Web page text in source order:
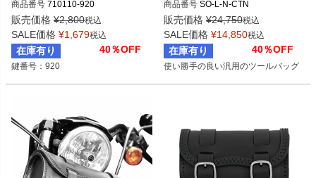
商品番号 710110-920
販売価格 ¥2,800税込
SALE価格 ¥1,679税込
在庫有り 40％OFF
鍵番号：920
ザー
商品番号 SO-L-N-CTN
定番商品
販売価格 ¥24,750税込
SALE価格 ¥14,850税込
在庫有り 40％OFF
使い勝手の良い汎用のツールバッグ